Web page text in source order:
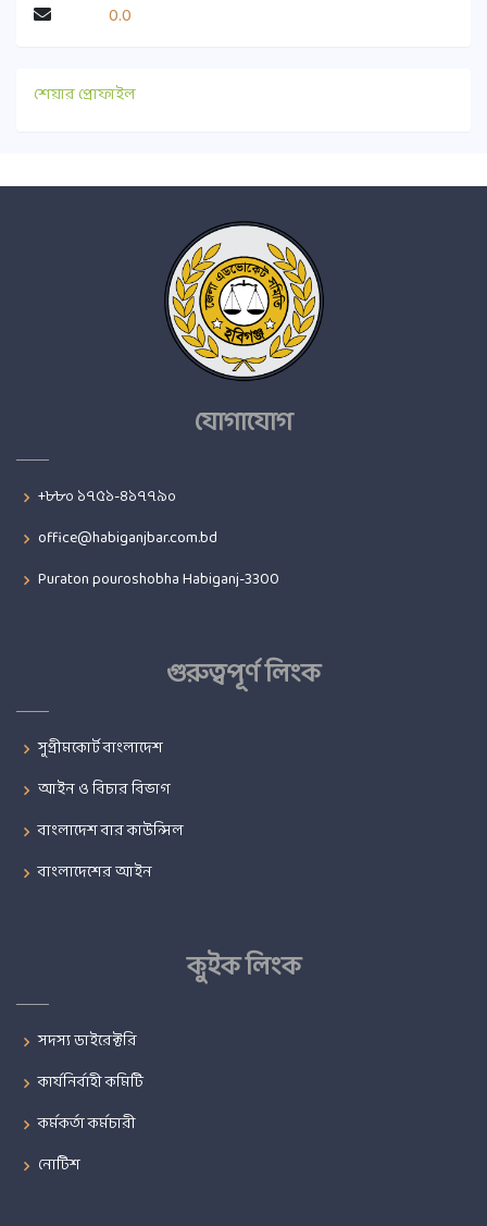
0.0
শেয়ার প্রোফাইল
যোগাযোগ
+৮৮০ ১৭৫১-৪১৭৭৯০
office@habiganjbar.com.bd
Puraton pouroshobha Habiganj-3300
গুরুত্বপূর্ণ লিংক
সুপ্রীমকোর্ট বাংলাদেশ
আইন ও বিচার বিভাগ
বাংলাদেশ বার কাউন্সিল
বাংলাদেশের আইন
কুইক লিংক
সদস্য ডাইরেক্টরি
কার্যনির্বাহী কমিটি
কর্মকর্তা কর্মচারী
নোটিশ